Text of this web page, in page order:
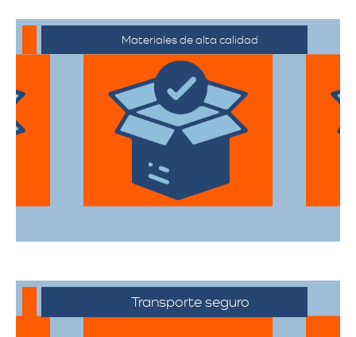
Materiales de alta calidad
Utilizan materiales de embalaje de
primera categoría para garantizar que
todas sus pertenencias estén protegidas
durante el traslado.
Transporte seguro